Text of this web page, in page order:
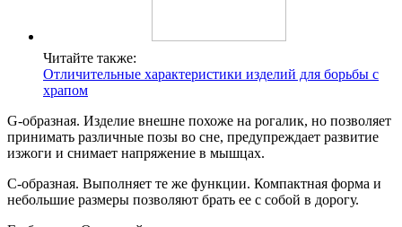
Читайте также:
Отличительные характеристики изделий для борьбы с
храпом
G-образная. Изделие внешне похоже на рогалик, но позволяет
принимать различные позы во сне, предупреждает развитие
изжоги и снимает напряжение в мышцах.
C-образная. Выполняет те же функции. Компактная форма и
небольшие размеры позволяют брать ее с собой в дорогу.